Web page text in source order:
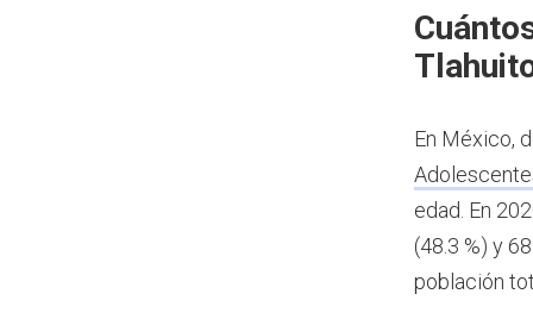
En México,
edad. En
(48.3 %) y
población